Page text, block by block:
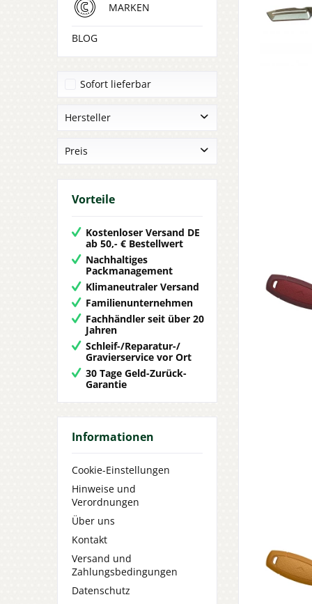
MARKEN
BLOG
Sofort lieferbar
Hersteller
BÖKER
EXTREMA RATIO
MORAKNIV
Preis
von28,95 €
Vorteile
Kostenloser Versand DE
ab 50,- € Bestellwert
Nachhaltiges
Packmanagement
Klimaneutraler Versand
Familienunternehmen
Fachhändler seit über 20
Jahren
Schleif-/Reparatur-/
Gravierservice vor Ort
30 Tage Geld-Zurück-
Garantie
Informationen
Cookie-Einstellungen
Hinweise und
Verordnungen
Über uns
Kontakt
Versand und
Zahlungsbedingungen
Datenschutz